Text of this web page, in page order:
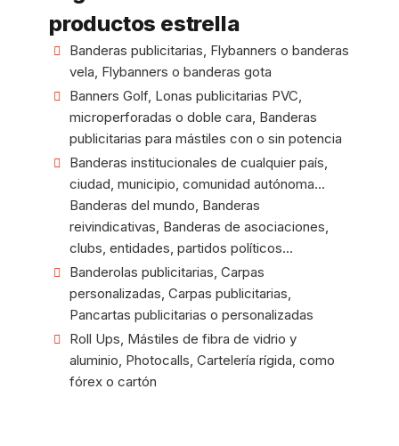
productos estrella
Banderas publicitarias, Flybanners o banderas
vela, Flybanners o banderas gota
Banners Golf, Lonas publicitarias PVC,
microperforadas o doble cara, Banderas
publicitarias para mástiles con o sin potencia
Banderas institucionales de cualquier país,
ciudad, municipio, comunidad autónoma...
Banderas del mundo, Banderas
reivindicativas, Banderas de asociaciones,
clubs, entidades, partidos políticos...
Banderolas publicitarias, Carpas
personalizadas, Carpas publicitarias,
Pancartas publicitarias o personalizadas
Roll Ups, Mástiles de fibra de vidrio y
aluminio, Photocalls, Cartelería rígida, como
fórex o cartón